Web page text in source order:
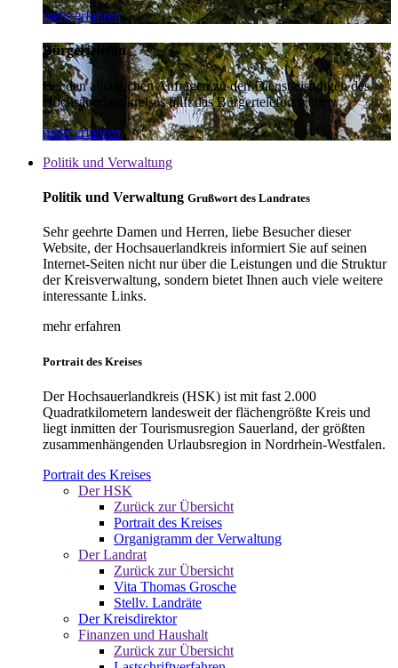
mehr erfahren
Bürgertelefon
Bei den alltäglichen Anfragen zu den Dienstleistungen des
Hochsauerlandkreises hilft das Bürgertelefon weiter.
mehr erfahren
Politik und Verwaltung
Politik und Verwaltung Grußwort des Landrates
Sehr geehrte Damen und Herren, liebe Besucher dieser
Website, der Hochsauerlandkreis informiert Sie auf seinen
Internet-Seiten nicht nur über die Leistungen und die Struktur
der Kreisverwaltung, sondern bietet Ihnen auch viele weitere
interessante Links.
mehr erfahren
Portrait des Kreises
Der Hochsauerlandkreis (HSK) ist mit fast 2.000
Quadratkilometern landesweit der flächengrößte Kreis und
liegt inmitten der Tourismusregion Sauerland, der größten
zusammenhängenden Urlaubsregion in Nordrhein-Westfalen.
Portrait des Kreises
Der HSK
Zurück zur Übersicht
Portrait des Kreises
Organigramm der Verwaltung
Der Landrat
Zurück zur Übersicht
Vita Thomas Grosche
Stellv. Landräte
Der Kreisdirektor
Finanzen und Haushalt
Zurück zur Übersicht